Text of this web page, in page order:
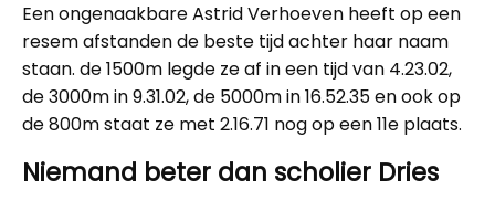
Een ongenaakbare Astrid Verhoeven heeft op een
resem afstanden de beste tijd achter haar naam
staan. de 1500m legde ze af in een tijd van 4.23.02,
de 3000m in 9.31.02, de 5000m in 16.52.35 en ook op
de 800m staat ze met 2.16.71 nog op een 11e plaats.
Niemand beter dan scholier Dries